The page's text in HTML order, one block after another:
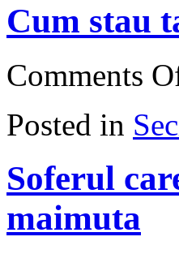
Cum stau
Comments
Posted in
Soferul
maimuta